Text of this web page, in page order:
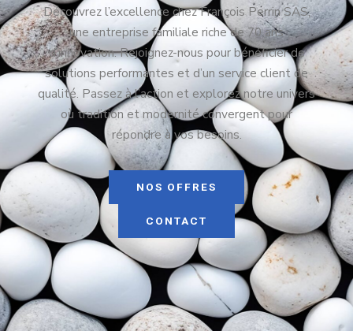
Découvrez l’excellence chez François Perrin SAS,
une entreprise familiale riche de 70 ans
d’innovation. Rejoignez-nous pour bénéficier de
solutions performantes et d’un service client de
qualité. Passez à l’action et explorez notre univers
où tradition et modernité convergent pour
répondre à vos besoins.
NOS OFFRES
CONTACT